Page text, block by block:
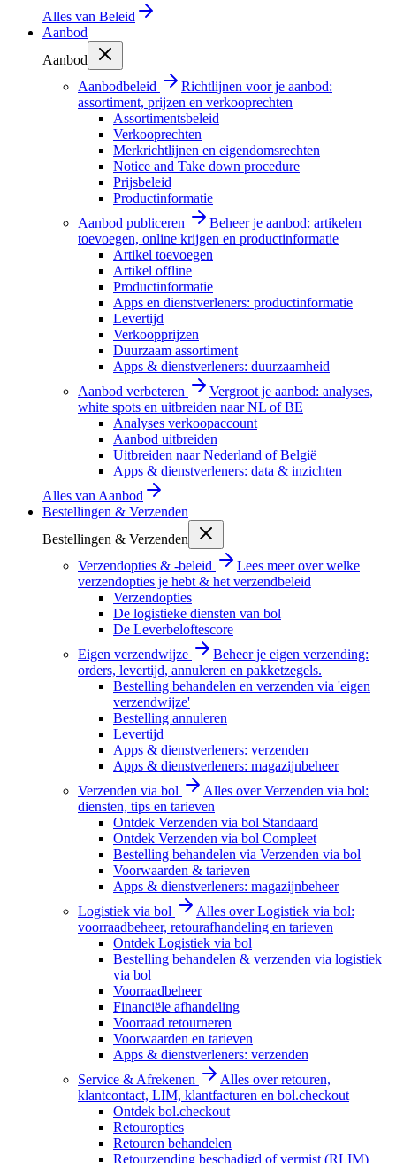
Alles van Beleid
Aanbod
Aanbod
Aanbodbeleid
Richtlijnen voor je aanbod:
assortiment, prijzen en verkooprechten
Assortimentsbeleid
Verkooprechten
Merkrichtlijnen en eigendomsrechten
Notice and Take down procedure
Prijsbeleid
Productinformatie
Aanbod publiceren
Beheer je aanbod: artikelen
toevoegen, online krijgen en productinformatie
Artikel toevoegen
Artikel offline
Productinformatie
Apps en dienstverleners: productinformatie
Levertijd
Verkoopprijzen
Duurzaam assortiment
Apps & dienstverleners: duurzaamheid
Aanbod verbeteren
Vergroot je aanbod: analyses,
white spots en uitbreiden naar NL of BE
Analyses verkoopaccount
Aanbod uitbreiden
Uitbreiden naar Nederland of België
Apps & dienstverleners: data & inzichten
Alles van Aanbod
Bestellingen & Verzenden
Bestellingen & Verzenden
Verzendopties & -beleid
Lees meer over welke
verzendopties je hebt & het verzendbeleid
Verzendopties
De logistieke diensten van bol
De Leverbeloftescore
Eigen verzendwijze
Beheer je eigen verzending:
orders, levertijd, annuleren en pakketzegels.
Bestelling behandelen en verzenden via 'eigen
verzendwijze'
Bestelling annuleren
Levertijd
Apps & dienstverleners: verzenden
Apps & dienstverleners: magazijnbeheer
Verzenden via bol
Alles over Verzenden via bol:
diensten, tips en tarieven
Ontdek Verzenden via bol Standaard
Ontdek Verzenden via bol Compleet
Bestelling behandelen via Verzenden via bol
Voorwaarden & tarieven
Apps & dienstverleners: magazijnbeheer
Logistiek via bol
Alles over Logistiek via bol:
voorraadbeheer, retourafhandeling en tarieven
Ontdek Logistiek via bol
Bestelling behandelen & verzenden via logistiek
via bol
Voorraadbeheer
Financiële afhandeling
Voorraad retourneren
Voorwaarden en tarieven
Apps & dienstverleners: verzenden
Service & Afrekenen
Alles over retouren,
klantcontact, LIM, klantfacturen en bol.checkout
Ontdek bol.checkout
Retouropties
Retouren behandelen
Retourzending beschadigd of vermist (RLIM)